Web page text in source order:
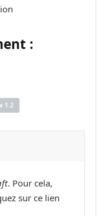
:
1.2
. Pour cela,
sur ce lien